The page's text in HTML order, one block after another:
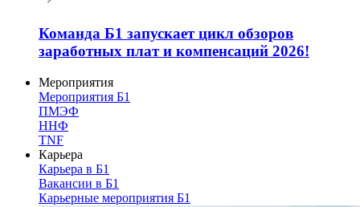
Команда Б1 запускает цикл обзоров
заработных плат и компенсаций 2026!
Мероприятия
Мероприятия Б1
ПМЭФ
ННФ
TNF
Карьера
Карьера в Б1
Вакансии в Б1
Карьерные мероприятия Б1